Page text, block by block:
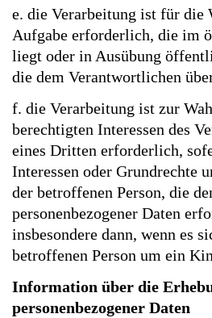
e. die Verarbeitung ist für die
Aufgabe erforderlich, die im
liegt oder in Ausübung
die dem Verantwortlichen
f. die Verarbeitung ist zur
berechtigten Interessen des
eines Dritten erforderlich,
Interessen oder Grundrechte
der betroffenen Person, die
personenbezogener Daten
insbesondere dann, wenn es
betroffenen Person um ein
Information über die
personenbezogener Daten